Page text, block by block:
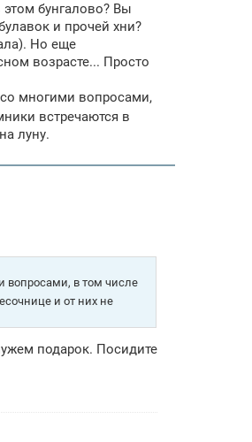
бунгалово? Вы
и прочей хни?
Но еще
возрасте... Просто
многими вопросами,
встречаются в
луну.
вопросами, в том числе
и от них не
подарок. Посидите